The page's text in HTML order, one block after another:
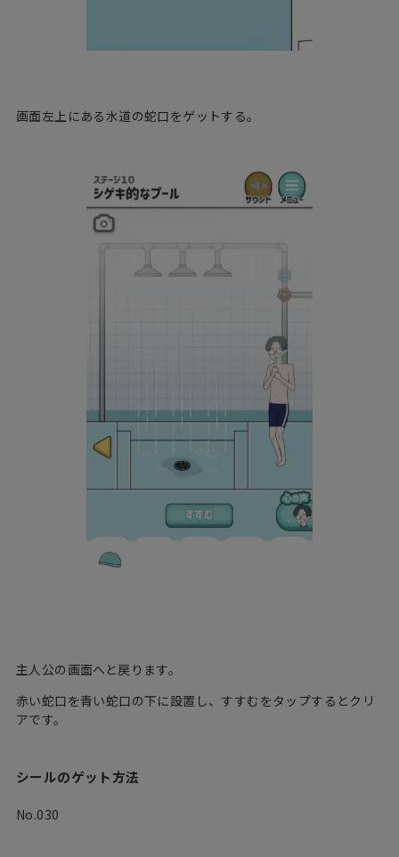
画面左上にある水道の蛇口をゲットする。
主人公の画面へと戻ります。
赤い蛇口を青い蛇口の下に設置し、すすむをタップするとクリ
アです。
シールのゲット方法
No.030